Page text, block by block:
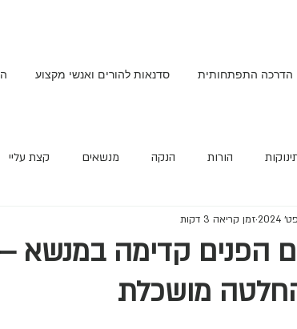
הדרכה התפתחותית סדנאות להורים ואנשי מקצוע
הורות הנקה מנשאים קצת עליי
הפנים קדימה במנשא –
מושכלת
זמן קריאה 3 דקות